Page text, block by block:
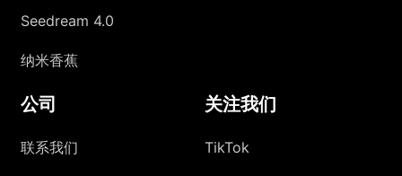
Seedream 4.0
纳米香蕉
公司
联系我们
关注我们
TikTok